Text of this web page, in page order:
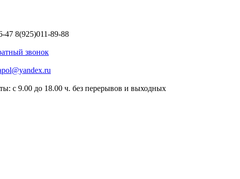
47 8(925)011-89-88
звонок
с 9.00 до 18.00 ч. без перерывов и выходных